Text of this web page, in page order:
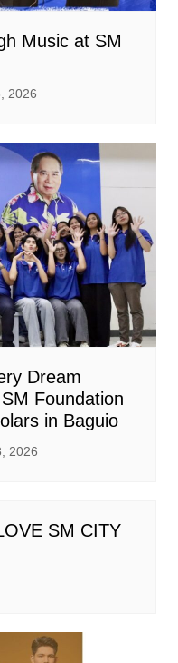
Music at SM
2026
Dream
Foundation
in Baguio
2026
SM CITY